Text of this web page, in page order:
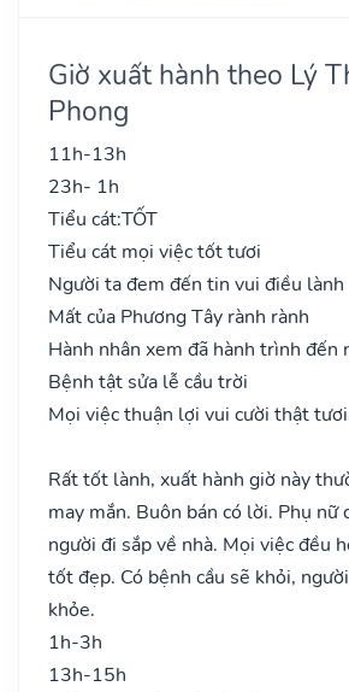
Giờ xuất hành theo Lý
Phong
11h-13h
23h- 1h
Tiểu cát:TỐT
Tiểu cát mọi việc tốt tươi
Người ta đem đến tin vui điều lành
Mất của Phương Tây rành rành
Hành nhân xem đã hành trình đến
Bệnh tật sửa lễ cầu trời
Mọi việc thuận lợi vui cười thật
Rất tốt lành, xuất hành giờ này
may mắn. Buôn bán có lời. Phụ nữ
người đi sắp về nhà. Mọi việc đều
tốt đẹp. Có bệnh cầu sẽ khỏi,
khỏe.
1h-3h
13h-15h